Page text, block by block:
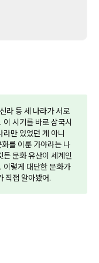
라 등 세 나라가 서로
시기를 바로 삼국시
만 있었던 게 아니
를 이룬 가야라는 나
문화 유산이 세계인
이렇게 대단한 문화가
직접 알아봤어.